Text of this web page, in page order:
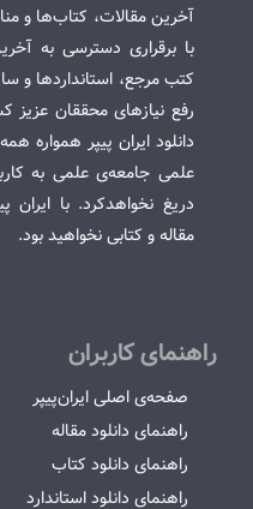
آخرین مقالات، کتاب‌ها و
با برقراری دسترسی به
کتب مرجع، استانداردها و
رفع نیازهای محققان عزیز
دانلود ایران پیپر همواره
علمی جامعه‌ی علمی به
دریغ نخواهدکرد. با
مقاله و کتابی نخواهید بود.
راهنمای کاربران
صفحه‌ی اصلی ایران‌پیپر
راهنمای دانلود مقاله
راهنمای دانلود کتاب
راهنمای دانلود استاندارد